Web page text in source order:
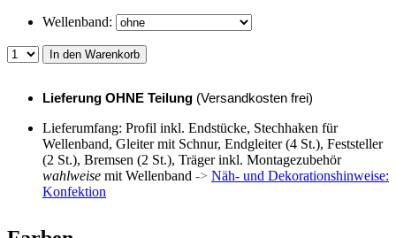
Wellenband:
In den Warenkorb
Lieferung OHNE Teilung (Versandkosten frei)
Lieferumfang: Profil inkl. Endstücke, Stechhaken für
Wellenband, Gleiter mit Schnur, Endgleiter (4 St.), Feststeller
(2 St.), Bremsen (2 St.), Träger inkl. Montagezubehör
wahlweise mit Wellenband -> Näh- und Dekorationshinweise:
Konfektion